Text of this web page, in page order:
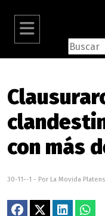
con más
30-11--1 - Por La Movida